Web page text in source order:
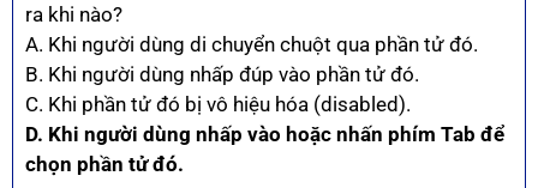
ra khi nào?
A. Khi người dùng di chuyển chuột qua phần tử đó.
B. Khi người dùng nhấp đúp vào phần tử đó.
C. Khi phần tử đó bị vô hiệu hóa (disabled).
D. Khi người dùng nhấp vào hoặc nhấn phím Tab để
chọn phần tử đó.